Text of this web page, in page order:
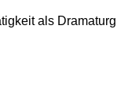
als Dramaturg